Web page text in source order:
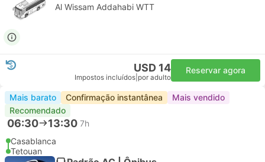
Al Wissam Addahabi WTT
USD 14
Impostos incluídos por adulto
Reservar agora
Mais barato Confirmação instantânea
Mais vendido
Recomendado
06:30 13:30 7h
Casablanca
Tetouan